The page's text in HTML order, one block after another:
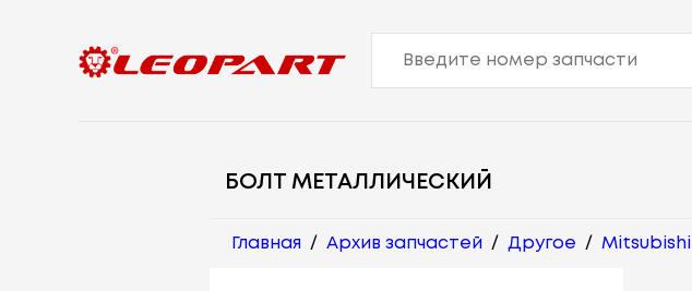
БОЛТ МЕТАЛЛИЧЕСКИЙ
Главная / Архив запчастей / Другое / Mitsubishi